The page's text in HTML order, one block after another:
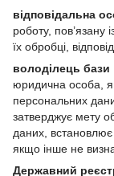
відповідальна
роботу, пов’язану
їх обробці,
володілець
юридична особа,
персональних
затверджує мету
даних,
якщо інше не
Державний